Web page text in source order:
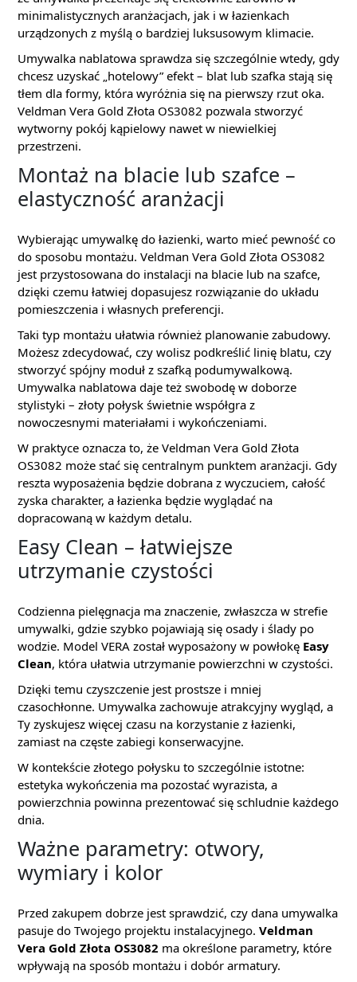
minimalistycznych aranżacjach, jak i w łazienkach
urządzonych z myślą o bardziej luksusowym klimacie.
Umywalka nablatowa sprawdza się szczególnie wtedy, gdy
chcesz uzyskać „hotelowy” efekt – blat lub szafka stają się
tłem dla formy, która wyróżnia się na pierwszy rzut oka.
Veldman Vera Gold Złota OS3082 pozwala stworzyć
wytworny pokój kąpielowy nawet w niewielkiej
przestrzeni.
Montaż na blacie lub szafce –
elastyczność aranżacji
Wybierając umywalkę do łazienki, warto mieć pewność co
do sposobu montażu. Veldman Vera Gold Złota OS3082
jest przystosowana do instalacji na blacie lub na szafce,
dzięki czemu łatwiej dopasujesz rozwiązanie do układu
pomieszczenia i własnych preferencji.
Taki typ montażu ułatwia również planowanie zabudowy.
Możesz zdecydować, czy wolisz podkreślić linię blatu, czy
stworzyć spójny moduł z szafką podumywalkową.
Umywalka nablatowa daje też swobodę w doborze
stylistyki – złoty połysk świetnie współgra z
nowoczesnymi materiałami i wykończeniami.
W praktyce oznacza to, że Veldman Vera Gold Złota
OS3082 może stać się centralnym punktem aranżacji. Gdy
reszta wyposażenia będzie dobrana z wyczuciem, całość
zyska charakter, a łazienka będzie wyglądać na
dopracowaną w każdym detalu.
Easy Clean – łatwiejsze
utrzymanie czystości
Codzienna pielęgnacja ma znaczenie, zwłaszcza w strefie
umywalki, gdzie szybko pojawiają się osady i ślady po
wodzie. Model VERA został wyposażony w powłokę Easy
Clean, która ułatwia utrzymanie powierzchni w czystości.
Dzięki temu czyszczenie jest prostsze i mniej
czasochłonne. Umywalka zachowuje atrakcyjny wygląd, a
Ty zyskujesz więcej czasu na korzystanie z łazienki,
zamiast na częste zabiegi konserwacyjne.
W kontekście złotego połysku to szczególnie istotne:
estetyka wykończenia ma pozostać wyrazista, a
powierzchnia powinna prezentować się schludnie każdego
dnia.
Ważne parametry: otwory,
wymiary i kolor
Przed zakupem dobrze jest sprawdzić, czy dana umywalka
pasuje do Twojego projektu instalacyjnego. Veldman
Vera Gold Złota OS3082 ma określone parametry, które
wpływają na sposób montażu i dobór armatury.